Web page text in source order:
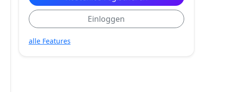
Einloggen
alle Features